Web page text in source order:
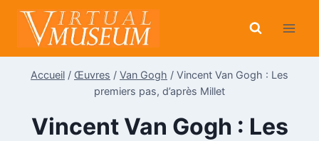
Aller
contenu
Accueil / Œuvres / Van Gogh / Vincent Van Gogh : Les
premiers pas, d’après Millet
Vincent Van Gogh : Les